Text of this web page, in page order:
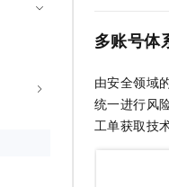
多账号体
由安全领域
统一进行风
工单获取技
10 分钟在聊天系